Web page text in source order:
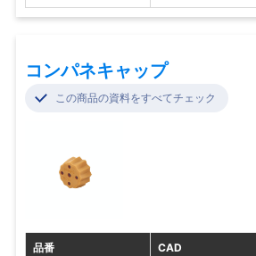
コンパネキャップ
この商品の資料をすべてチェック
品番 CAD